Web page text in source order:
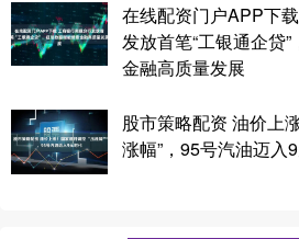
在线配资门户APP下
发放首笔“工银通企贷
金融高质量发展
股市策略配资 油价上
涨幅”，95号汽油迈入